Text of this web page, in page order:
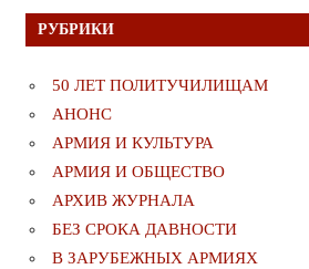
РУБРИКИ
50 ЛЕТ ПОЛИТУЧИЛИЩАМ
АНОНС
АРМИЯ И КУЛЬТУРА
АРМИЯ И ОБЩЕСТВО
АРХИВ ЖУРНАЛА
БЕЗ СРОКА ДАВНОСТИ
В ЗАРУБЕЖНЫХ АРМИЯХ